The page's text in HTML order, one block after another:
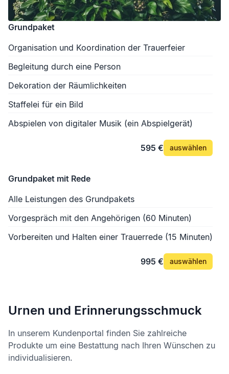
Grundpaket
Organisation und Koordination der Trauerfeier
Begleitung durch eine Person
Dekoration der Räumlichkeiten
Staffelei für ein Bild
Abspielen von digitaler Musik (ein Abspielgerät)
595 € auswählen
Grundpaket mit Rede
Alle Leistungen des Grundpakets
Vorgespräch mit den Angehörigen (60 Minuten)
Vorbereiten und Halten einer Trauerrede (15 Minuten)
995 € auswählen
Urnen und Erinnerungsschmuck
In unserem Kundenportal finden Sie zahlreiche
Produkte um eine Bestattung nach Ihren Wünschen zu
individualisieren.